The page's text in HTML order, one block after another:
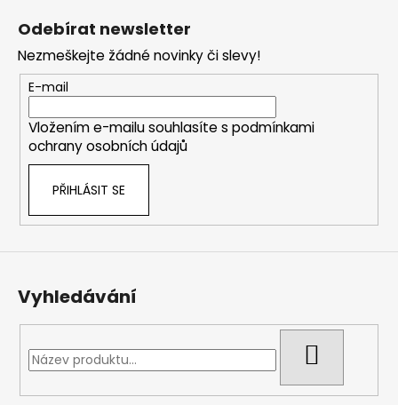
p
r
v
k
y
s
u
Odebírat newsletter
Nezmeškejte žádné novinky či slevy!
E-mail
Vložením e-mailu souhlasíte s podmínkami
ochrany osobních údajů
PŘIHLÁSIT SE
Vyhledávání